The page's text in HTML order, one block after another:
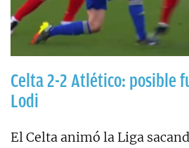
Celta 2-2 Atlético: posible
Lodi
El Celta animó la Liga